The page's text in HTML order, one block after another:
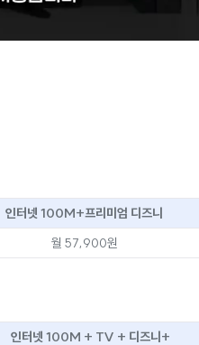
인터넷 100M+프리미엄 디즈니
월 57,900원
인터넷 100M + TV + 디즈니+